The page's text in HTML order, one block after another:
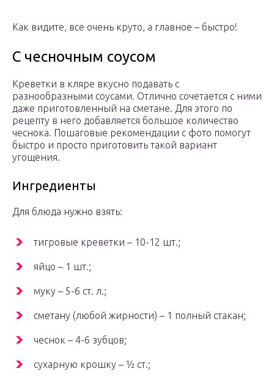
Как видите, все очень круто, а главное – быстро!
С чесночным соусом
Креветки в кляре вкусно подавать с
разнообразными соусами. Отлично сочетается с ними
даже приготовленный на сметане. Для этого по
рецепту в него добавляется большое количество
чеснока. Пошаговые рекомендации с фото помогут
быстро и просто приготовить такой вариант
угощения.
Ингредиенты
Для блюда нужно взять:
тигровые креветки – 10-12 шт.;
яйцо – 1 шт.;
муку – 5-6 ст. л.;
сметану (любой жирности) – 1 полный стакан;
чеснок – 4-6 зубцов;
сухарную крошку – ½ ст.;